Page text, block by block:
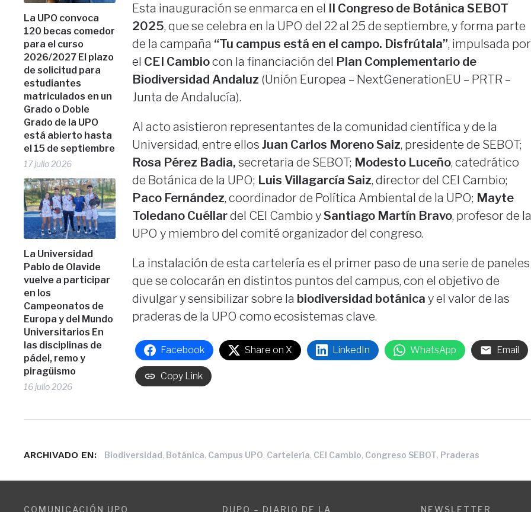
La UPO convoca
120 becas comedor
para el curso
2026/2027 El plazo
de solicitud para
estudiantes
matriculados en un
Grado o Doble
Grado de la UPO
está abierto hasta
el 15 de septiembre
17 julio 2026
La Universidad
Pablo de Olavide
vuelve a participar
en los
Campeonatos de
Europa y del Mundo
Universitarios En
las disciplinas de
pádel, remo y
piragüismo
16 julio 2026
Esta inauguración se enmarca en el II Congreso de Botánica SEBOT
2025, que se celebra en la UPO del 22 al 25 de septiembre, y forma parte
de la campaña “Tu campus está en el campo. Disfrútala”, impulsada por
el CEI Cambiocon la financiación del Plan Complementario de
Biodiversidad Andaluz (Unión Europea – NextGenerationEU – PRTR –
Junta de Andalucía).
Al acto asistieron representantes de la comunidad científica y de la
Universidad, entre ellos Juan Carlos Moreno Saiz, presidente de SEBOT;
Rosa Pérez Badia, secretaria de SEBOT; Modesto Luceño, catedrático
de Botánica de la UPO; Luis Villagarcía Saiz, director del CEI Cambio;
Paco Fernández, coordinador de Política Ambiental de la UPO; Mayte
Toledano Cuéllardel CEI Cambio ySantiago Martín Bravo, profesor de la
UPO y miembro del comité organizador del congreso.
La instalación de esta cartelería es el primer paso de una serie de paneles
que se colocarán en distintos puntos del campus, con el objetivo de
divulgar y sensibilizar sobre la biodiversidad botánica y el valor de las
praderas de la UPO como ecosistemas clave.
Facebook Share on X LinkedIn WhatsApp Email
Copy Link
ARCHIVADO EN: Biodiversidad, Botánica, Campus UPO, Cartelería, CEI Cambio, Congreso SEBOT, Praderas
COMUNICACIÓN UPO DUPO – DIARIO DE LA NEWSLETTER